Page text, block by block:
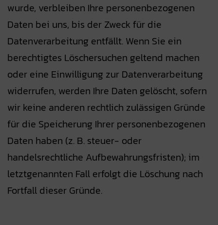
wurde, verbleiben Ihre personenbezogenen
Daten bei uns, bis der Zweck für die
Datenverarbeitung entfällt. Wenn Sie ein
berechtigtes Löschersuchen geltend machen
oder eine Einwilligung zur Datenverarbeitung
widerrufen, werden Ihre Daten gelöscht, sofern
wir keine anderen rechtlich zulässigen Gründe
für die Speicherung Ihrer personenbezogenen
Daten haben (z. B. steuer- oder
handelsrechtliche Aufbewahrungsfristen); im
letztgenannten Fall erfolgt die Löschung nach
Fortfall dieser Gründe.